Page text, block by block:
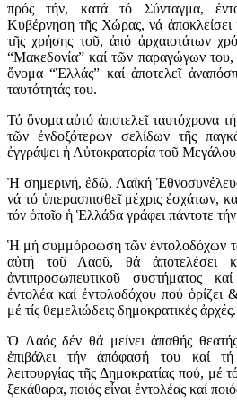
πρός τήν, κατά τό Σύνταγμα,
Κυβέρνηση τῆς Χώρας, νά ἀποκλείσει
τῆς χρήσης τοῦ, ἀπό ἀρχαιοτάτων
“Μακεδονία” καί τῶν παραγώγων του,
ὄνομα “Ἑλλάς” καί ἀποτελεῖ
ταυτότητάς του.
Τό ὄνομα αὐτό ἀποτελεῖ ταυτόχρονα
τῶν ἐνδοξότερων σελίδων τῆς
ἐγγράψει ἡ Αὐτοκρατορία τοῦ
Ἡ σημερινή, ἐδῶ, Λαϊκή
νά τό ὑπερασπισθεῖ μέχρις ἐσχάτων,
τόν ὁποῖο ἡ Ἑλλάδα γράφει πάντοτε τήν
Ἡ μή συμμόρφωση τῶν ἐντολοδόχων
αὐτή τοῦ Λαοῦ, θά ἀποτελέσει
ἀντιπροσωπευτικοῦ συστήματος
ἐντολέα καί ἐντολοδόχου πού ὁρίζει
μέ τίς θεμελιώδεις δημοκρατικές ἀρχές.
Ὁ Λαός δέν θά μείνει ἀπαθής
ἐπιβάλει τήν ἀπόφασή του καί
λειτουργίας τῆς Δημοκρατίας πού, μέ
ξεκάθαρα, ποιός εἶναι ἐντολέας καί